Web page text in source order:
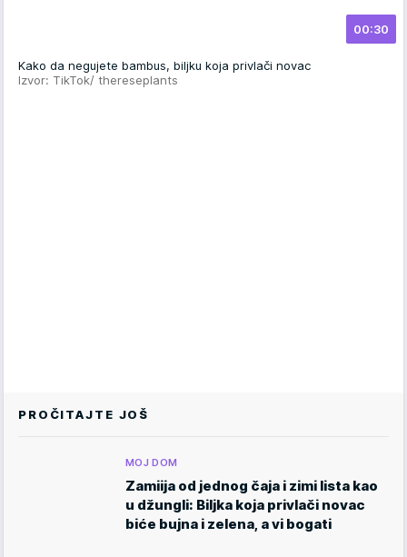
00:30
Kako da negujete bambus, biljku koja privlači novac
Izvor: TikTok/ thereseplants
PROČITAJTE JOŠ
MOJ DOM
Zamiija od jednog čaja i zimi lista kao
u džungli: Biljka koja privlači novac
biće bujna i zelena, a vi bogati